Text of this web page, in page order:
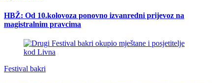
HBŽ: Od 10.kolovoza ponovno izvanredni prijevoz na
magistralnim pravcima
Festival bakri